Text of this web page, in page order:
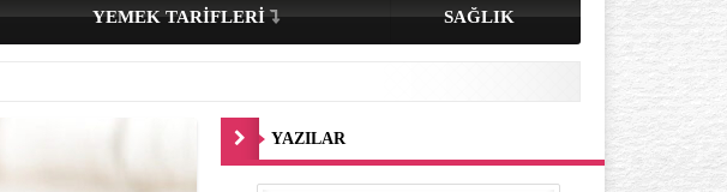
YEMEK TARIFLERI SAĞLIK
YAZILAR